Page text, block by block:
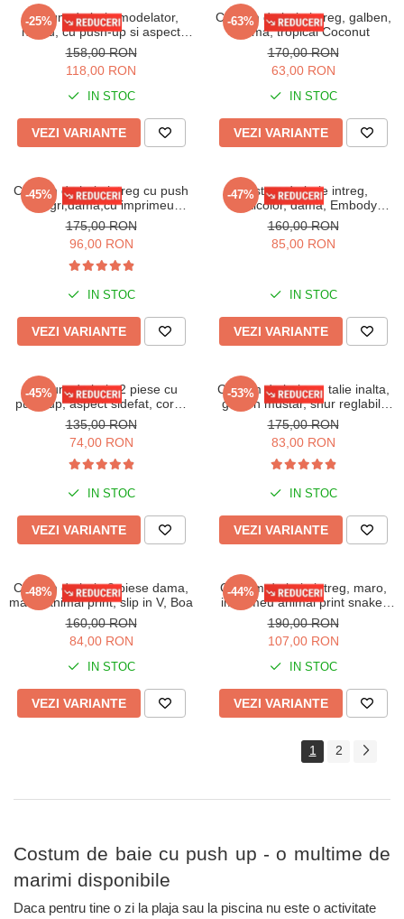
-25%
Costum de baie modelator,
negru, cu push-up si aspect
plasa in fata, Embody Vogue
158,00 RON
118,00 RON
IN STOC
VEZI VARIANTE
-63%
Costum de baie intreg, galben,
dama, tropical Coconut
170,00 RON
63,00 RON
IN STOC
VEZI VARIANTE
-45%
Costum de baie intreg cu push
up, gri,dama,cu imprimeu
animal print, Black Snake
175,00 RON
96,00 RON
IN STOC
VEZI VARIANTE
-47%
Costum de baie intreg,
multicolor, dama, Embody
Kandy
160,00 RON
85,00 RON
IN STOC
VEZI VARIANTE
-45%
Costum de baie 2 piese cu
push-up, aspect sidefat, corai,
Bonbon
135,00 RON
74,00 RON
IN STOC
VEZI VARIANTE
-53%
Costum de baie cu talie inalta,
galben mustar, snur reglabil,
Sunny
175,00 RON
83,00 RON
IN STOC
VEZI VARIANTE
-48%
Costum de baie 2 piese dama,
maro, animal print, slip in V, Boa
160,00 RON
84,00 RON
IN STOC
VEZI VARIANTE
-44%
Costum de baie intreg, maro,
imprimeu animal print snake,
dama, Python embody
190,00 RON
107,00 RON
IN STOC
VEZI VARIANTE
1 2
Costum de baie cu push up - o multime de
marimi disponibile
Daca pentru tine o zi la plaja sau la piscina nu este o activitate